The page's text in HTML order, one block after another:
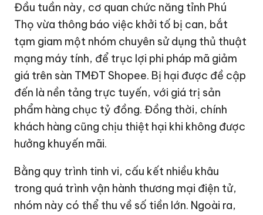
Đầu tuần này, cơ quan chức năng tỉnh Phú
Thọ vừa thông báo việc khởi tố bị can, bắt
tạm giam một nhóm chuyên sử dụng thủ thuật
mạng máy tính, để trục lợi phi pháp mã giảm
giá trên sàn TMĐT Shopee. Bị hại được đề cập
đến là nền tảng trực tuyến, với giá trị sản
phẩm hàng chục tỷ đồng. Đồng thời, chính
khách hàng cũng chịu thiệt hại khi không được
hưởng khuyến mãi.
Bằng quy trình tinh vi, cấu kết nhiều khâu
trong quá trình vận hành thương mại điện tử,
nhóm này có thể thu về số tiền lớn. Ngoài ra,